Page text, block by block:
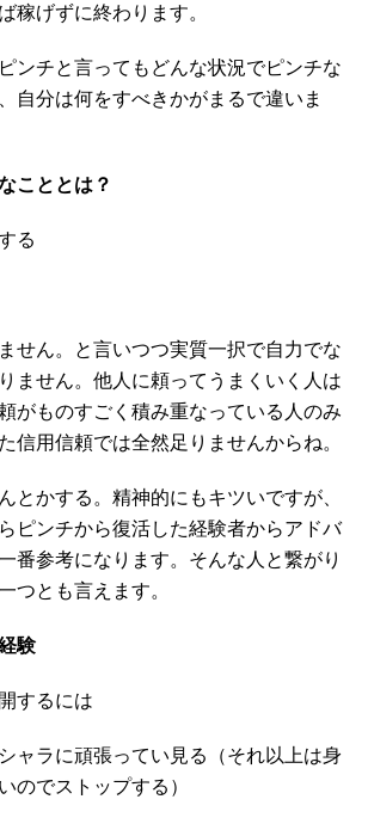
稼げずに終わります。
ンチと言ってもどんな状況でピンチな
自分は何をすべきかがまるで違いま
こととは？
る
せん。と言いつつ実質一択で自力でな
ません。他人に頼ってうまくいく人は
がものすごく積み重なっている人のみ
信用信頼では全然足りませんからね。
とかする。精神的にもキツいですが、
ピンチから復活した経験者からアドバ
番参考になります。そんな人と繋がり
つとも言えます。
験
するには
ャラに頑張ってい見る（それ以上は身
のでストップする）